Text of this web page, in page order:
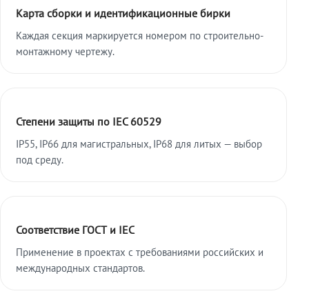
Карта сборки и идентификационные бирки
Каждая секция маркируется номером по строительно-
монтажному чертежу.
Степени защиты по IEC 60529
IP55, IP66 для магистральных, IP68 для литых — выбор
под среду.
Соответствие ГОСТ и IEC
Применение в проектах с требованиями российских и
международных стандартов.